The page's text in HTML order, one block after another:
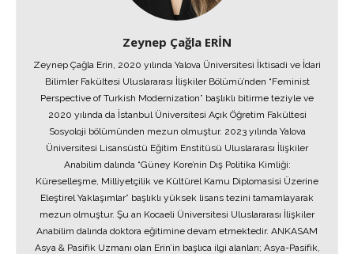
Zeynep Çağla ERİN
Zeynep Çağla Erin, 2020 yılında Yalova Üniversitesi İktisadi ve İdari
Bilimler Fakültesi Uluslararası İlişkiler Bölümü’nden “Feminist
Perspective of Turkish Modernization” başlıklı bitirme teziyle ve
2020 yılında da İstanbul Üniversitesi Açık Öğretim Fakültesi
Sosyoloji bölümünden mezun olmuştur. 2023 yılında Yalova
Üniversitesi Lisansüstü Eğitim Enstitüsü Uluslararası İlişkiler
Anabilim dalında “Güney Kore’nin Dış Politika Kimliği:
Küreselleşme, Milliyetçilik ve Kültürel Kamu Diplomasisi Üzerine
Eleştirel Yaklaşımlar” başlıklı yüksek lisans tezini tamamlayarak
mezun olmuştur. Şu an Kocaeli Üniversitesi Uluslararası İlişkiler
Anabilim dalında doktora eğitimine devam etmektedir. ANKASAM
Asya & Pasifik Uzmanı olan Erin’in başlıca ilgi alanları; Asya-Pasifik,